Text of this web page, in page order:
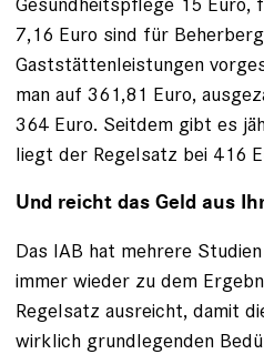
7,16 Euro sind für
Gaststättenleistungen
man auf 361,81 Euro,
364 Euro. Seitdem gibt es
liegt der Regelsatz bei 416
Und reicht das Geld aus
Das IAB hat mehrere
immer wieder zu dem
Regelsatz ausreicht, damit
wirklich grundlegenden